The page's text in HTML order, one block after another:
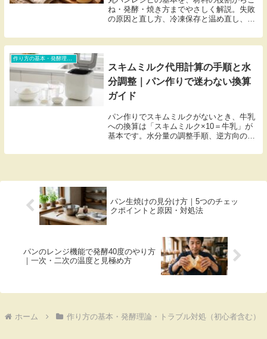
ね・発酵・焼き方までやさしく解説。失敗
の原因と直し方、冷凍保存と温め直し、サ
作り方の基本・発酵理論・トラブル対処（初心者含む）
スキムミルク代用計算の手順と水
分調整｜パン作りで迷わない換算
ガイド
パン作りでスキムミルクがないとき、牛乳
への換算は「スキムミルク×10＝牛乳」が
基本です。水分量の調整手順、逆方向の計
ント、クリープや豆乳で代用するときの注
パン生焼けの見分け方｜5つのチェッ
クポイントと原因・対処法
パンのレンジ機能で発酵40度のやり方
｜一次・二次の温度と見極め方
ホーム 作り方の基本・発酵理論・トラブル対処（初心者含む）